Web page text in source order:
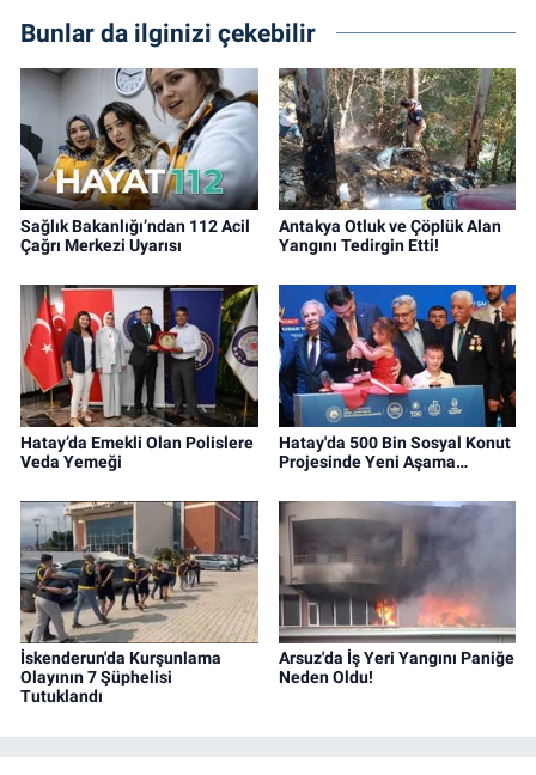
Bunlar da ilginizi çekebilir
Sağlık Bakanlığı’ndan 112 Acil
Çağrı Merkezi Uyarısı
Antakya Otluk ve Çöplük Alan
Yangını Tedirgin Etti!
Hatay’da Emekli Olan Polislere
Veda Yemeği
Hatay'da 500 Bin Sosyal Konut
Projesinde Yeni Aşama…
İskenderun'da Kurşunlama
Olayının 7 Şüphelisi
Tutuklandı
Arsuz'da İş Yeri Yangını Paniğe
Neden Oldu!